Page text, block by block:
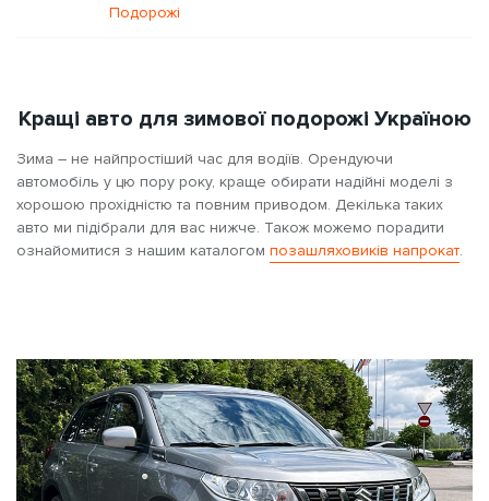
Подорожі
Кращі авто для зимової подорожі Україною
Зима – не найпростіший час для водіїв. Орендуючи
автомобіль у цю пору року, краще обирати надійні моделі з
хорошою прохідністю та повним приводом. Декілька таких
авто ми підібрали для вас нижче. Також можемо порадити
ознайомитися з нашим каталогом позашляховиків напрокат.